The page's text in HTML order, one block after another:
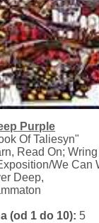
Purple
Of Taliesyn"
Read On;
We Can
Deep,
(od 1 do 10): 5